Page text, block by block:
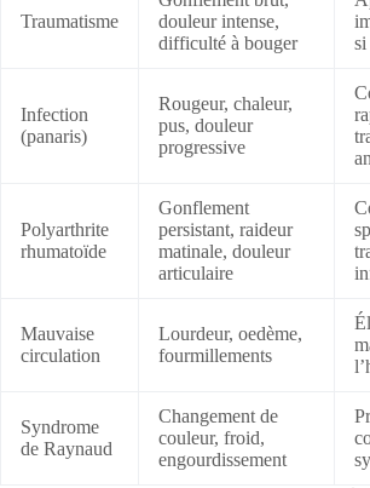
Traumatisme
douleur intense,
difficulté à bouger
si
Infection
(panaris)
Rougeur, chaleur,
pus, douleur
progressive
Polyarthrite
rhumatoïde
Gonflement
persistant, raideur
matinale, douleur
articulaire
Mauvaise
circulation
Lourdeur, oedème,
fourmillements
Syndrome
de Raynaud
Changement de
couleur, froid,
engourdissement